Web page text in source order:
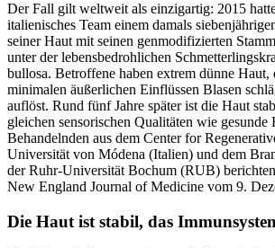
Der Fall gilt weltweit als einzigartig: 2015
italienisches Team einem damals
seiner Haut mit seinen genmodifizierten
unter der lebensbedrohlichen
bullosa. Betroffene haben extrem dünne Haut,
minimalen äußerlichen Einflüssen Blasen
auflöst. Rund fünf Jahre später ist die Haut
gleichen sensorischen Qualitäten wie gesunde
Behandelnden aus dem Center for
Universität von Módena (Italien) und dem
der Ruhr-Universität Bochum (RUB)
New England Journal of Medicine vom 9.
Die Haut ist stabil, das